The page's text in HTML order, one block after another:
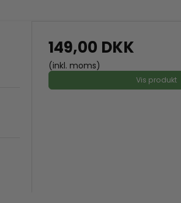
149,00 DKK
(inkl. moms)
Vis produkt